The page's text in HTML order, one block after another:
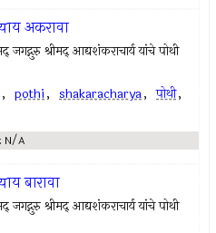
अकरावा
जगद्गुरु श्रीमद् आद्यशंकराचार्य यांचे पोथी
, pothi, shakaracharya, पोथी,
N/A
बारावा
जगद्गुरु श्रीमद् आद्यशंकराचार्य यांचे पोथी